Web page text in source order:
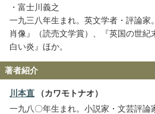
・富士川義之
一九三八年生まれ。英文学者・評論家
肖像』（読売文学賞）、『英国の世
白い炎』ほか。
著者紹介
川本直 （カワモトナオ）
一九八〇年生まれ。小説家・文芸評論